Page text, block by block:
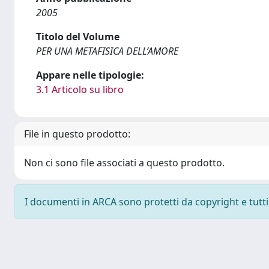
2005
Titolo del Volume
PER UNA METAFISICA DELL’AMORE
Appare nelle tipologie:
3.1 Articolo su libro
File in questo prodotto:
Non ci sono file associati a questo prodotto.
I documenti in ARCA sono protetti da copyright e